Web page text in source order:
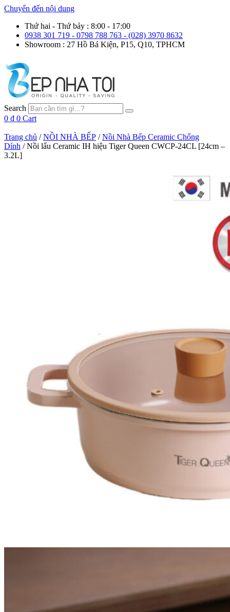
Chuyển đến nội dung
Thứ hai - Thứ bảy : 8:00 - 17:00
0938 301 719 - 0798 788 763 - (028) 3970 8632
Showroom : 27 Hồ Bá Kiện, P15, Q10, TPHCM
Search
0 ₫ 0 Cart
Trang chủ /NỒI NHÀ BẾP /Nồi Nhà Bếp Ceramic Chống
Dính / Nồi lẩu Ceramic IH hiệu Tiger Queen CWCP-24CL [24cm –
3.2L]